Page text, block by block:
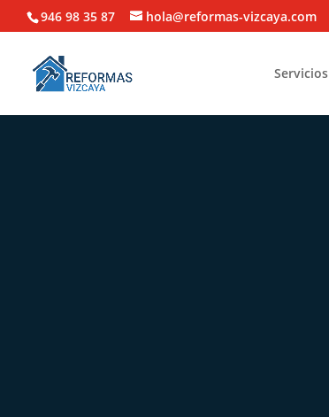
946 98 35 87 hola@reformas-vizcaya.com
Servicios